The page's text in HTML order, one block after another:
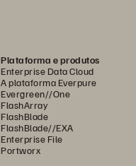
Plataforma e produtos
Enterprise Data Cloud
A plataforma Everpure
Evergreen//One
FlashArray
FlashBlade
FlashBlade//EXA
Enterprise File
Portworx